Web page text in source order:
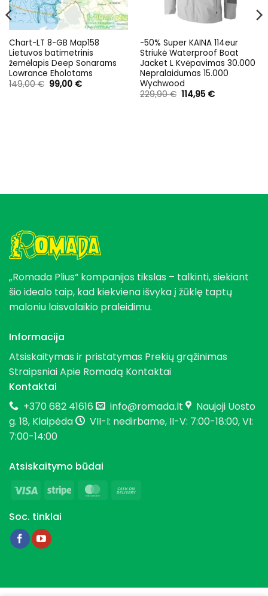
Chart-LT 8-GB Map158
Lietuvos batimetrinis
žemėlapis Deep Sonarams
Lowrance Eholotams
149,00€ Original
price
99,00 €Current
-50% Super KAINA 114eur
Striukė Waterproof Boat
Jacket L Kvėpavimas 30.000
Nepralaidumas 15.000
Wychwood
229,90€ Original
price
114,95 €Current
„Romada Plius“ kompanijos tikslas – talkinti, siekiant
šio idealo taip, kad kiekviena išvyka į žūklę taptų
maloniu laisvalaikio praleidimu.
Informacija
Atsiskaitymas ir pristatymas Prekių grąžinimas
StraipsniaiApie Romadą Kontaktai
Kontaktai
+370 682 41616
info@romada.lt
Naujoji Uosto
g. 18, Klaipėda
VII-I: nedirbame, II-V: 7:00-18:00, VI:
7:00-14:00
Atsiskaitymo būdai
Visa
Stripe MasterCard
Soc. tinklai